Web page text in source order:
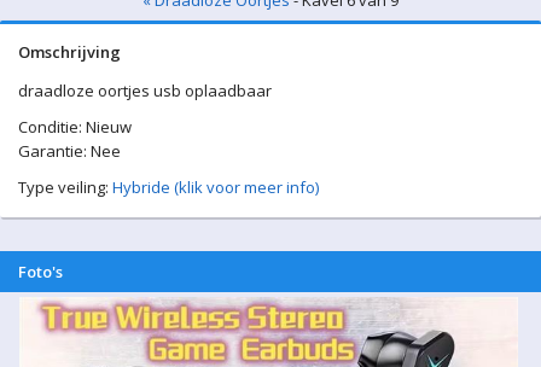
Omschrijving
draadloze oortjes usb oplaadbaar
Conditie: Nieuw
Garantie: Nee
Type veiling: Hybride (klik voor meer info)
Foto's